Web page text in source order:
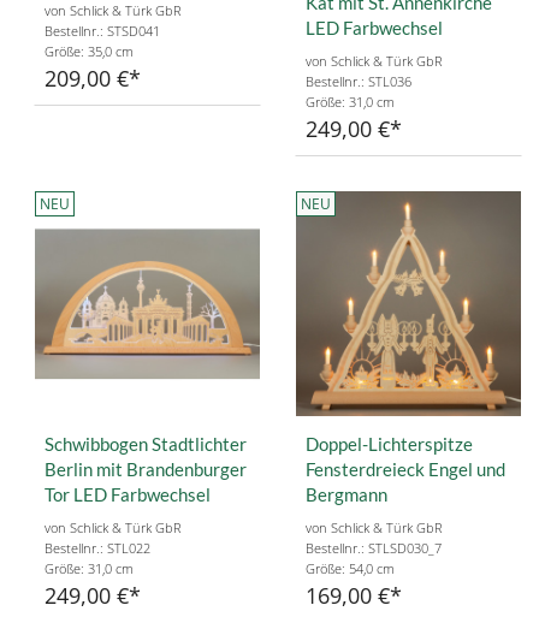
von Schlick & Türk GbR
Bestellnr.: STSD041
Größe: 35,0 cm
209,00 €
LED Farbwechsel
von Schlick & Türk GbR
Bestellnr.: STL036
Größe: 31,0 cm
249,00 €
NEU
Schwibbogen Stadtlichter
Berlin mit Brandenburger
Tor LED Farbwechsel
von Schlick & Türk GbR
Bestellnr.: STL022
Größe: 31,0 cm
249,00 €
NEU
Doppel-Lichterspitze
Fensterdreieck Engel und
Bergmann
von Schlick & Türk GbR
Bestellnr.: STLSD030_7
Größe: 54,0 cm
169,00 €